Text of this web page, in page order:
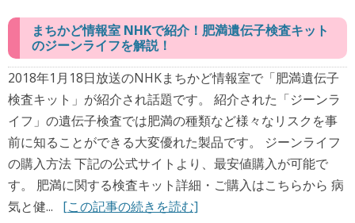
まちかど情報室 NHKで紹介！肥満遺伝子検査キット
のジーンライフを解説！
2018年1月18日放送のNHKまちかど情報室で「肥満遺伝子
検査キット」が紹介され話題です。 紹介された「ジーンラ
イフ」の遺伝子検査では肥満の種類など様々なリスクを事
前に知ることができる大変優れた製品です。 ジーンライフ
の購入方法 下記の公式サイトより、最安値購入が可能で
す。 肥満に関する検査キット詳細・ご購入はこちらから 病
気と健... [この記事の続きを読む]